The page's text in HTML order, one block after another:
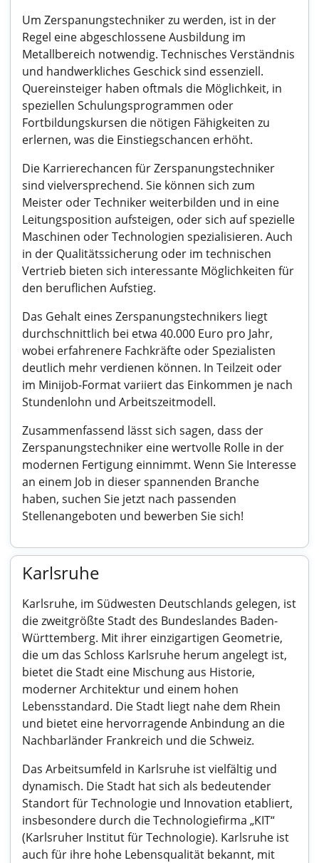
Um Zerspanungstechniker zu werden, ist in der
Regel eine abgeschlossene Ausbildung im
Metallbereich notwendig. Technisches Verständnis
und handwerkliches Geschick sind essenziell.
Quereinsteiger haben oftmals die Möglichkeit, in
speziellen Schulungsprogrammen oder
Fortbildungskursen die nötigen Fähigkeiten zu
erlernen, was die Einstiegschancen erhöht.
Die Karrierechancen für Zerspanungstechniker
sind vielversprechend. Sie können sich zum
Meister oder Techniker weiterbilden und in eine
Leitungsposition aufsteigen, oder sich auf spezielle
Maschinen oder Technologien spezialisieren. Auch
in der Qualitätssicherung oder im technischen
Vertrieb bieten sich interessante Möglichkeiten für
den beruflichen Aufstieg.
Das Gehalt eines Zerspanungstechnikers liegt
durchschnittlich bei etwa 40.000 Euro pro Jahr,
wobei erfahrenere Fachkräfte oder Spezialisten
deutlich mehr verdienen können. In Teilzeit oder
im Minijob-Format variiert das Einkommen je nach
Stundenlohn und Arbeitszeitmodell.
Zusammenfassend lässt sich sagen, dass der
Zerspanungstechniker eine wertvolle Rolle in der
modernen Fertigung einnimmt. Wenn Sie Interesse
an einem Job in dieser spannenden Branche
haben, suchen Sie jetzt nach passenden
Stellenangeboten und bewerben Sie sich!
Karlsruhe
Karlsruhe, im Südwesten Deutschlands gelegen, ist
die zweitgrößte Stadt des Bundeslandes Baden-
Württemberg. Mit ihrer einzigartigen Geometrie,
die um das Schloss Karlsruhe herum angelegt ist,
bietet die Stadt eine Mischung aus Historie,
moderner Architektur und einem hohen
Lebensstandard. Die Stadt liegt nahe dem Rhein
und bietet eine hervorragende Anbindung an die
Nachbarländer Frankreich und die Schweiz.
Das Arbeitsumfeld in Karlsruhe ist vielfältig und
dynamisch. Die Stadt hat sich als bedeutender
Standort für Technologie und Innovation etabliert,
insbesondere durch die Technologiefirma „KIT“
(Karlsruher Institut für Technologie). Karlsruhe ist
auch für ihre hohe Lebensqualität bekannt, mit